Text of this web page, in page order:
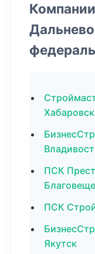
Хабаровск
ПСК
ПСК
Якутск